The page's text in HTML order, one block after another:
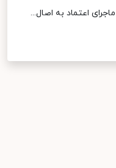
اعتماد به اصال...